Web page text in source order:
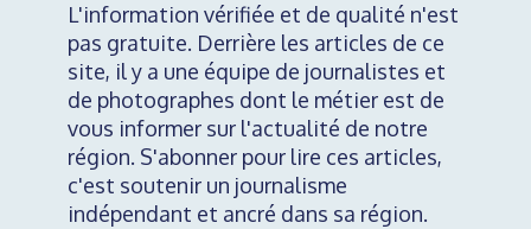
L'information vérifiée et de qualité n'est
pas gratuite. Derrière les articles de ce
site, il y a une équipe de journalistes et
de photographes dont le métier est de
vous informer sur l'actualité de notre
région. S'abonner pour lire ces articles,
c'est soutenir un journalisme
indépendant et ancré dans sa région.